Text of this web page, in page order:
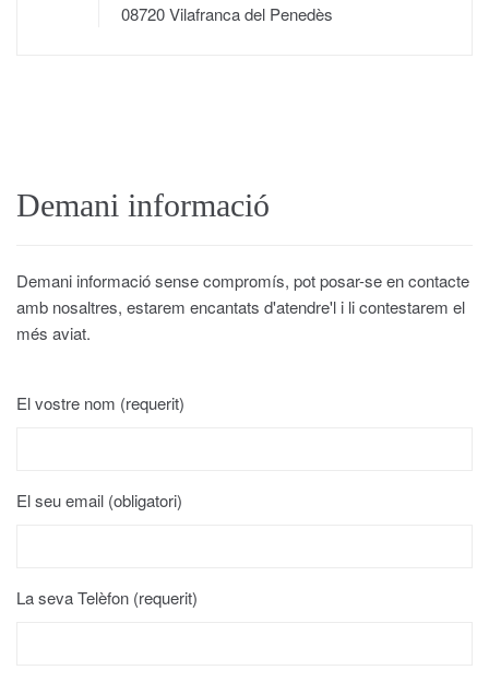
08720 Vilafranca del Penedès
Demani informació
Demani informació sense compromís, pot posar-se en contacte
amb nosaltres, estarem encantats d'atendre'l i li contestarem el
més aviat.
El vostre nom (requerit)
El seu email (obligatori)
La seva Telèfon (requerit)